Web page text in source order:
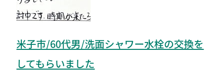
米子市/60代男/洗面シャワー水栓の交換を
してもらいました